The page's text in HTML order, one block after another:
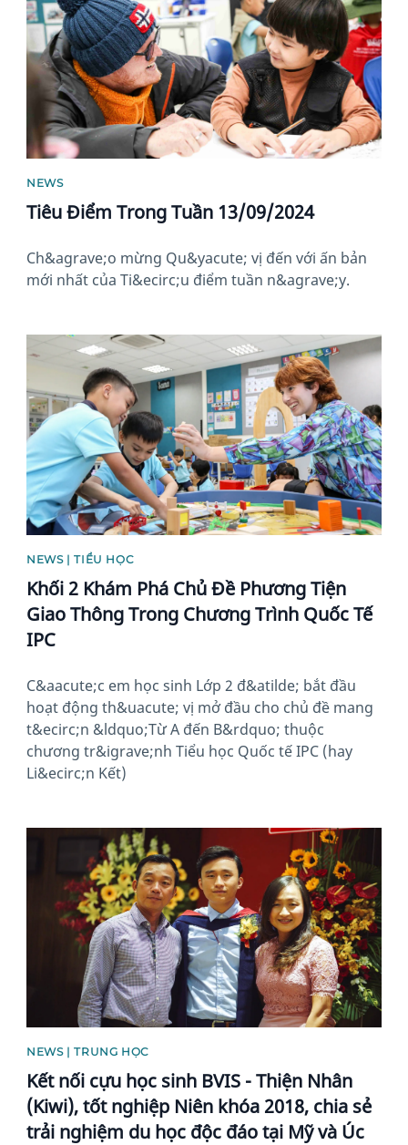
NEWS
Tiêu Điểm Trong Tuần 13/09/2024
Ch&agrave;o mừng Qu&yacute; vị đến với ấn bản
mới nhất của Ti&ecirc;u điểm tuần n&agrave;y.
News image
NEWS | TIỂU HỌC
Khối 2 Khám Phá Chủ Đề Phương Tiện
Giao Thông Trong Chương Trình Quốc Tế
IPC
C&aacute;c em học sinh Lớp 2 đ&atilde; bắt đầu
hoạt động th&uacute; vị mở đầu cho chủ đề mang
t&ecirc;n &ldquo;Từ A đến B&rdquo; thuộc
chương tr&igrave;nh Tiểu học Quốc tế IPC (hay
Li&ecirc;n Kết)
News image
NEWS | TRUNG HỌC
Kết nối cựu học sinh BVIS - Thiện Nhân
(Kiwi), tốt nghiệp Niên khóa 2018, chia sẻ
trải nghiệm du học độc đáo tại Mỹ và Úc